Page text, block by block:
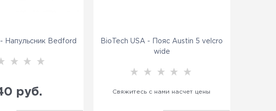
Напульсник Bedford
руб.
BioTech USA - Пояс Austin 5 velcro
wide
Свяжитесь с нами насчет цены